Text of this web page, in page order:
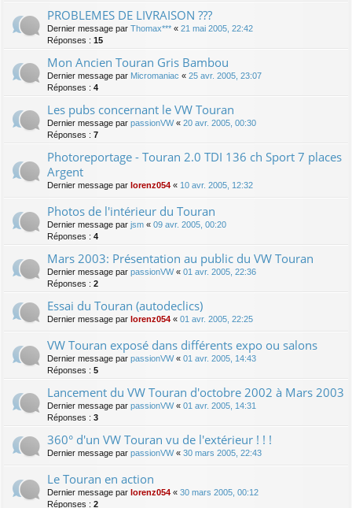
PROBLEMES DE LIVRAISON ???
Dernier message par Thomax*** « 21 mai 2005, 22:42
Réponses : 15
Mon Ancien Touran Gris Bambou
Dernier message par Micromaniac « 25 avr. 2005, 23:07
Réponses : 4
Les pubs concernant le VW Touran
Dernier message par passionVW« 20 avr. 2005, 00:30
Réponses : 7
Photoreportage - Touran 2.0 TDI 136 ch Sport 7 places
Argent
Dernier message par lorenz054 « 10 avr. 2005, 12:32
Photos de l'intérieur du Touran
Dernier message par jsm « 09 avr. 2005, 00:20
Réponses : 4
Mars 2003: Présentation au public du VW Touran
Dernier message par passionVW« 01 avr. 2005, 22:36
Réponses : 2
Essai du Touran (autodeclics)
Dernier message par lorenz054 « 01 avr. 2005, 22:25
VW Touran exposé dans différents expo ou salons
Dernier message par passionVW« 01 avr. 2005, 14:43
Réponses : 5
Lancement du VW Touran d'octobre 2002 à Mars 2003
Dernier message par passionVW« 01 avr. 2005, 14:31
Réponses : 3
360° d'un VW Touran vu de l'extérieur ! ! !
Dernier message par passionVW« 30 mars 2005, 22:43
Le Touran en action
Dernier message par lorenz054 « 30 mars 2005, 00:12
Réponses : 2